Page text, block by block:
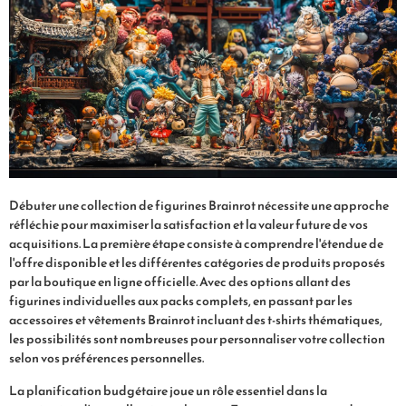
Débuter une collection de figurines Brainrot nécessite une approche
réfléchie pour maximiser la satisfaction et la valeur future de vos
acquisitions. La première étape consiste à comprendre l'étendue de
l'offre disponible et les différentes catégories de produits proposés
par la boutique en ligne officielle. Avec des options allant des
figurines individuelles aux packs complets, en passant par les
accessoires et vêtements Brainrot incluant des t-shirts thématiques,
les possibilités sont nombreuses pour personnaliser votre collection
selon vos préférences personnelles.
La planification budgétaire joue un rôle essentiel dans la